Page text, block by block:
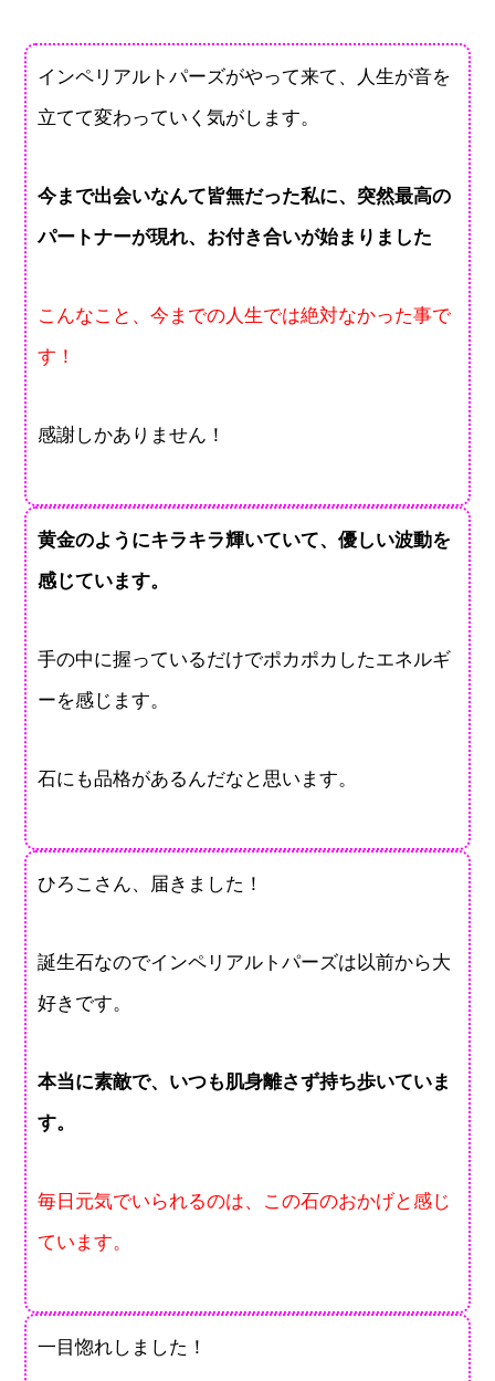
インペリアルトパーズがやって来て、人生が音を
立てて変わっていく気がします。
今まで出会いなんて皆無だった私に、突然最高の
パートナーが現れ、お付き合いが始まりました
こんなこと、今までの人生では絶対なかった事で
す！
感謝しかありません！
黄金のようにキラキラ輝いていて、優しい波動を
感じています。
手の中に握っているだけでポカポカしたエネルギ
ーを感じます。
石にも品格があるんだなと思います。
ひろこさん、届きました！
誕生石なのでインペリアルトパーズは以前から大
好きです。
本当に素敵で、いつも肌身離さず持ち歩いていま
す。
毎日元気でいられるのは、この石のおかげと感じ
ています。
一目惚れしました！